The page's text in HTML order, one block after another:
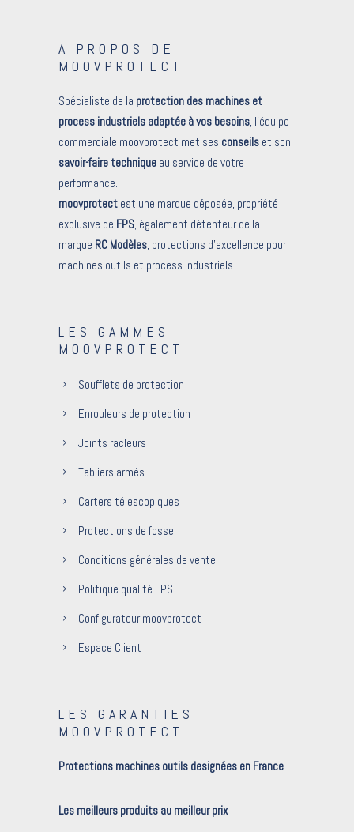
A PROPOS DE
MOOVPROTECT
Spécialiste de la protection des machines et
process industriels adaptée à vos besoins, l’équipe
commerciale moovprotect met ses conseils et son
savoir-faire technique au service de votre
performance.
moovprotect est une marque déposée, propriété
exclusive de FPS, également détenteur de la
marque RC Modèles, protections d’excellence pour
machines outils et process industriels.
LES GAMMES
MOOVPROTECT
Soufflets de protection
Enrouleurs de protection
Joints racleurs
Tabliers armés
Carters télescopiques
Protections de fosse
Conditions générales de vente
Politique qualité FPS
Configurateur moovprotect
Espace Client
LES GARANTIES
MOOVPROTECT
Protections machines outils designées en France
Les meilleurs produits au meilleur prix